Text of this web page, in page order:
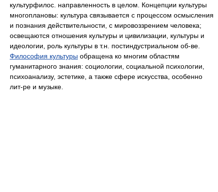
культурфилос. направленность в целом. Концепции культуры
многоплановы: культура связывается с процессом осмысления
и познания действительности, с мировоззрением человека;
освещаются отношения культуры и цивилизации, культуры и
идеологии, роль культуры в т.н. постиндустриальном об-ве.
Философия культуры обращена ко многим областям
гуманитарного знания: социологии, социальной психологии,
психоанализу, эстетике, а также сфере искусства, особенно
лит-ре и музыке.